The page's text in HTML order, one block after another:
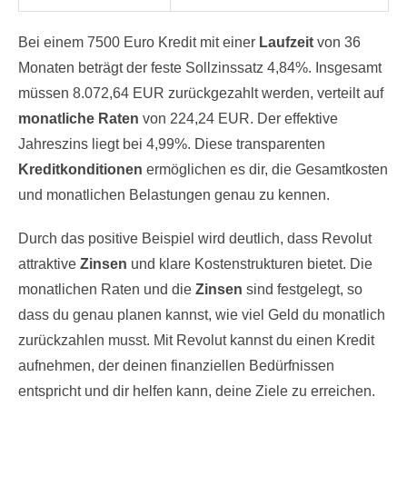
Bei einem 7500 Euro Kredit mit einer Laufzeit von 36
Monaten beträgt der feste Sollzinssatz 4,84%. Insgesamt
müssen 8.072,64 EUR zurückgezahlt werden, verteilt auf
monatliche Raten von 224,24 EUR. Der effektive
Jahreszins liegt bei 4,99%. Diese transparenten
Kreditkonditionen ermöglichen es dir, die Gesamtkosten
und monatlichen Belastungen genau zu kennen.
Durch das positive Beispiel wird deutlich, dass Revolut
attraktive Zinsen und klare Kostenstrukturen bietet. Die
monatlichen Raten und die Zinsen sind festgelegt, so
dass du genau planen kannst, wie viel Geld du monatlich
zurückzahlen musst. Mit Revolut kannst du einen Kredit
aufnehmen, der deinen finanziellen Bedürfnissen
entspricht und dir helfen kann, deine Ziele zu erreichen.